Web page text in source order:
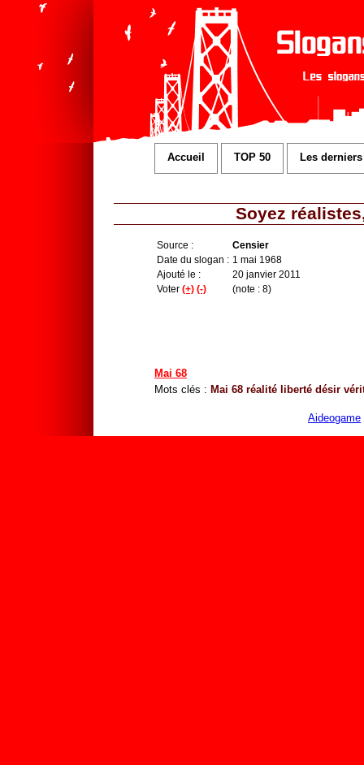
Accueil TOP 50 Les derniers
Soyez
Source :
Censier
Date du slogan : 1 mai 1968
Ajouté le :
20 janvier 2011
Voter (+) (-) (note : 8)
Mai 68
Mots clés : Mai 68 réalité liberté désir
Aideogame